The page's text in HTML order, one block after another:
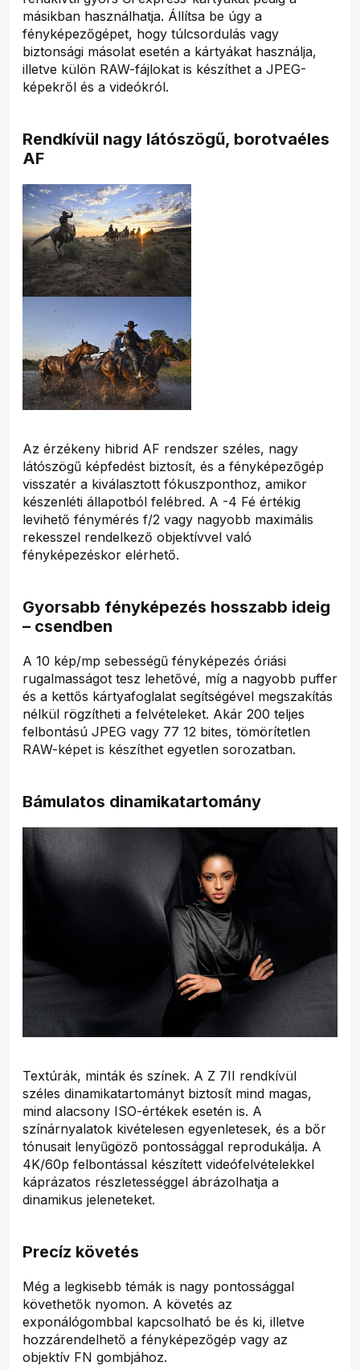
másikban használhatja. Állítsa be úgy a
fényképezőgépet, hogy túlcsordulás vagy
biztonsági másolat esetén a kártyákat használja,
illetve külön RAW-fájlokat is készíthet a JPEG-
képekről és a videókról.
Rendkívül nagy látószögű, borotvaéles
AF
Az érzékeny hibrid AF rendszer széles, nagy
látószögű képfedést biztosít, és a fényképezőgép
visszatér a kiválasztott fókuszponthoz, amikor
készenléti állapotból felébred. A -4 Fé értékig
levihető fénymérés f/2 vagy nagyobb maximális
rekesszel rendelkező objektívvel való
fényképezéskor elérhető.
Gyorsabb fényképezés hosszabb ideig
– csendben
A 10 kép/mp sebességű fényképezés óriási
rugalmasságot tesz lehetővé, míg a nagyobb puffer
és a kettős kártyafoglalat segítségével megszakítás
nélkül rögzítheti a felvételeket. Akár 200 teljes
felbontású JPEG vagy 77 12 bites, tömörítetlen
RAW-képet is készíthet egyetlen sorozatban.
Bámulatos dinamikatartomány
Textúrák, minták és színek. A Z 7II rendkívül
széles dinamikatartományt biztosít mind magas,
mind alacsony ISO-értékek esetén is. A
színárnyalatok kivételesen egyenletesek, és a bőr
tónusait lenyűgöző pontossággal reprodukálja. A
4K/60p felbontással készített videófelvételekkel
káprázatos részletességgel ábrázolhatja a
dinamikus jeleneteket.
Precíz követés
Még a legkisebb témák is nagy pontossággal
követhetők nyomon. A követés az
exponálógombbal kapcsolható be és ki, illetve
hozzárendelhető a fényképezőgép vagy az
objektív FN gombjához.